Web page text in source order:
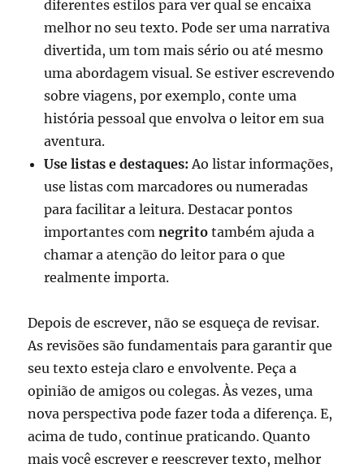
diferentes estilos para ver qual se encaixa
melhor no seu texto. Pode ser uma narrativa
divertida, um tom mais sério ou até mesmo
uma abordagem visual. Se estiver escrevendo
sobre viagens, por exemplo, conte uma
história pessoal que envolva o leitor em sua
aventura.
Use listas e destaques: Ao listar informações,
use listas com marcadores ou numeradas
para facilitar a leitura. Destacar pontos
importantes comnegrito também ajuda a
chamar a atenção do leitor para o que
realmente importa.
Depois de escrever, não se esqueça de revisar.
As revisões são fundamentais para garantir que
seu texto esteja claro e envolvente. Peça a
opinião de amigos ou colegas. Às vezes, uma
nova perspectiva pode fazer toda a diferença. E,
acima de tudo, continue praticando. Quanto
mais você escrever e reescrever texto, melhor